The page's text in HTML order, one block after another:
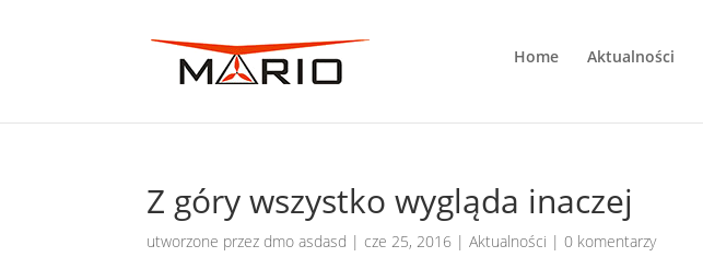
Home Aktualności
Z góry wszystko wygląda inaczej
utworzone przez dmo asdasd | cze 25, 2016 |Aktualności |0 komentarzy